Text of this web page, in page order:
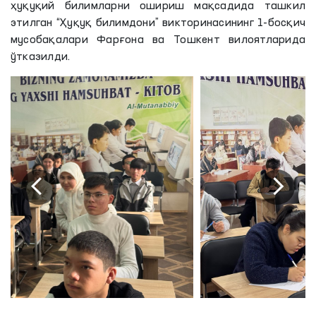
ҳуқуқий билимларни ошириш мақсадида ташкил
этилган “Ҳуқуқ билимдони” викторинасининг 1-босқич
мусобақалари Фарғона ва Тошкент вилоятларида
ўтказилди.